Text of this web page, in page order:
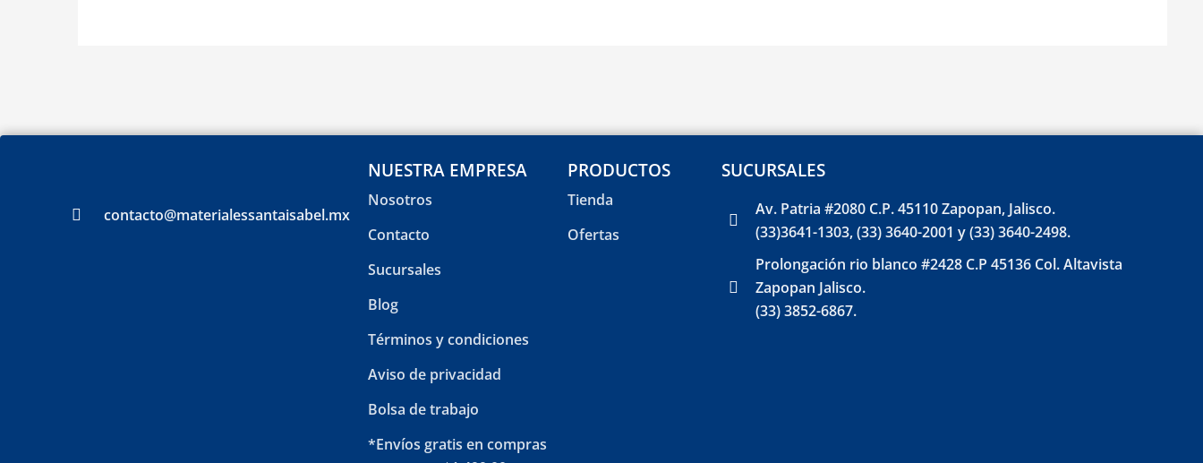
contacto@materialessantaisabel.mx
NUESTRA EMPRESA
Nosotros
Contacto
Sucursales
Blog
Términos y condiciones
Aviso de privacidad
Bolsa de trabajo
*Envíos gratis en compras
PRODUCTOS
Tienda
Ofertas
SUCURSALES
Av. Patria #2080 C.P. 45110 Zapopan, Jalisco.
(33)3641-1303, (33) 3640-2001 y (33) 3640-2498.
Prolongación rio blanco #2428 C.P 45136 Col. Altavista
Zapopan Jalisco.
(33) 3852-6867.